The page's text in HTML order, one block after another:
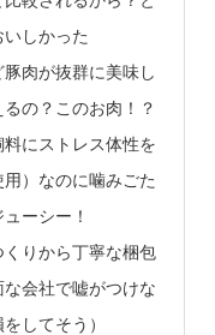
しかった
肉が抜群に美味し
の？このお肉！？
にストレス体性を
）なのに噛みごた
ーシー！
くりから丁寧な梱包
会社で嘘がつけな
してそう）